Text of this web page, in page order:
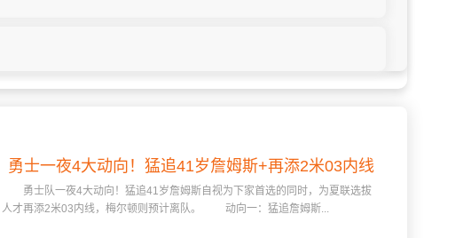
勇士一夜4大动向！猛追41岁詹姆斯+再添2米03内线
梅尔顿预计离队
勇士队一夜4大动向！猛追41岁詹姆斯自视为下家首选的同时，为夏联选拔
人才再添2米03内线，梅尔顿则预计离队。 动向一：猛追詹姆斯...